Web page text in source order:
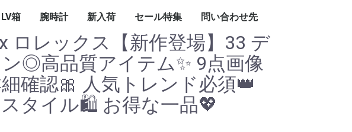
性用
LV箱 腕時計
Omega
Rolex
Cartier
Chanel
新入荷 セール特集 問い合わせ先
問い合わせ先
ロレックス【新作登場】33 デ
◎高品質アイテム✨ 9点画像
確認🎀 人気トレンド必須👑
タイル🛍️ お得な一品💖